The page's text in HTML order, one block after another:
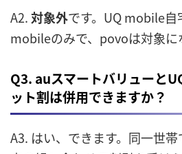
A2.対象外です。UQ mobile自
mobileのみで、povoは対象に
Q3. auスマートバリューと
ット割は併用できますか？
A3. はい、できます。同一世帯